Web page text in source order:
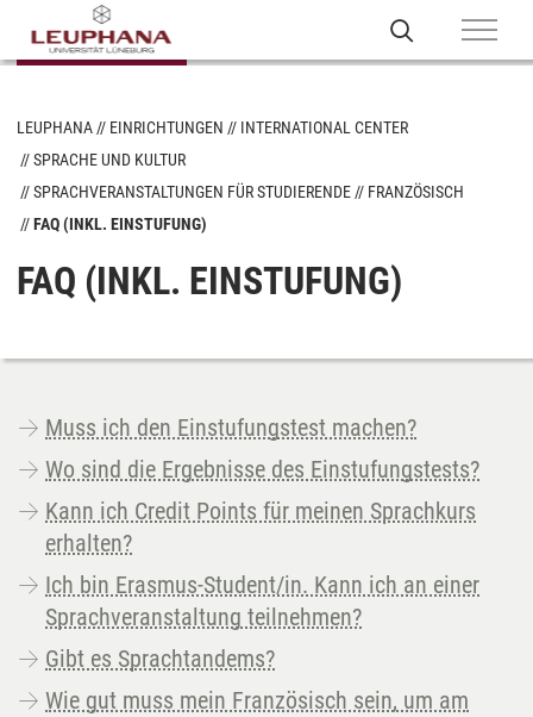
LEUPHANA EINRICHTUNGEN
INTERNATIONAL CENTER
SPRACHE UND KULTUR
SPRACHVERANSTALTUNGEN FÜR STUDIERENDE
FRANZÖSISCH
FAQ (INKL. EINSTUFUNG)
FAQ (INKL. EINSTUFUNG)
Muss ich den Einstufungstest machen?
Wo sind die Ergebnisse des Einstufungstests?
Kann ich Credit Points für meinen Sprachkurs
erhalten?
Ich bin Erasmus-Student/in. Kann ich an einer
Sprachveranstaltung teilnehmen?
Gibt es Sprachtandems?
Wie gut muss mein Französisch sein, um am